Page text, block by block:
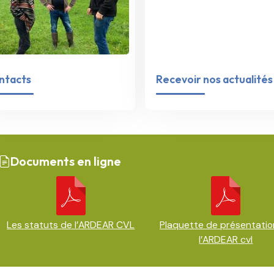
Recevoir nos actualités
Documents en ligne
Les statuts de l’ARDEAR CVL
Plaquette de
l’ARDEAR cvl